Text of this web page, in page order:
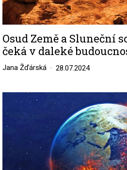
Osud Země a Sluneční
čeká v daleké
Jana Žďárská 28.07.2024
Image